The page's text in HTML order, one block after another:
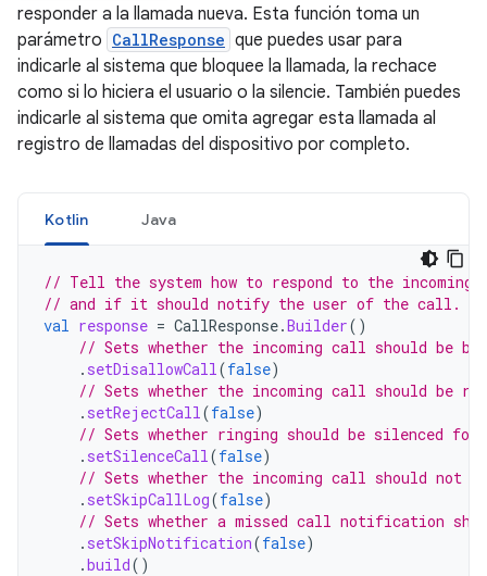
responder a la llamada nueva. Esta función toma un
parámetro CallResponse que puedes usar para
indicarle al sistema que bloquee la llamada, la rechace
como si lo hiciera el usuario o la silencie. También puedes
indicarle al sistema que omita agregar esta llamada al
registro de llamadas del dispositivo por completo.
Kotlin Java
// Tell the system how to respond to the incoming
// and if it should notify the user of the call.
val response = CallResponse.Builder()
// Sets whether the incoming call should be
. setDisallowCall(false)
// Sets whether the incoming call should be
. setRejectCall(false)
// Sets whether ringing should be silenced
. setSilenceCall(false)
// Sets whether the incoming call should not
. setSkipCallLog(false)
// Sets whether a missed call notification
. setSkipNotification(false)
.build()